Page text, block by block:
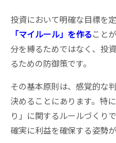
投資において明確な目標を定
「マイルール」を作ること
分を縛るためではなく、投
るための防御策です。
その基本原則は、感覚的な
決めることにあります。特
り」に関するルールづくり
確実に利益を確保する姿勢が